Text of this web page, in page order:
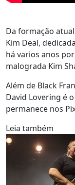
Da formação
Kim Deal,
há varios anos
malograda Kim
Além de Black
David Lovering é
permanece nos
Leia também